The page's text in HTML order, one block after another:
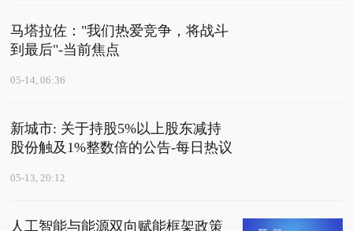
马塔拉佐："我们热爱竞争，将战斗
到最后"-当前焦点
05-14, 06:36
新城市: 关于持股5%以上股东减持
股份触及1%整数倍的公告-每日热议
05-13, 20:12
人工智能与能源双向赋能框架政策